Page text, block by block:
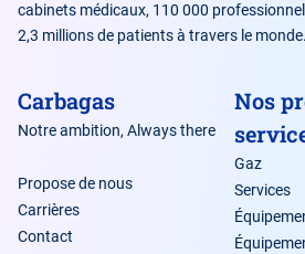
cabinets médicaux, 110 000
2,3 millions de patients à travers le monde.
Carbagas
Notre ambition, Always there
Propose de nous
Carrières
Contact
Nos
Gaz
Services